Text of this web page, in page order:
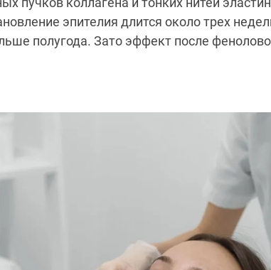
эпителия длится около трех
полугода. Зато эффект после